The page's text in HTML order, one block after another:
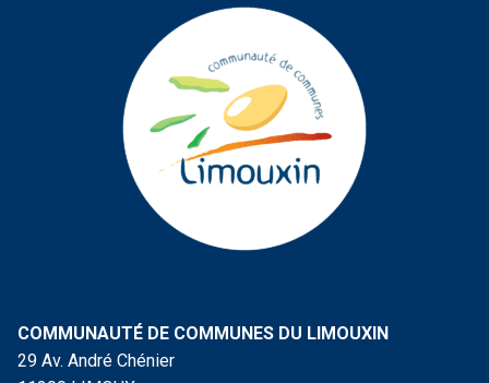
COMMUNAUTÉ DE COMMUNES DU LIMOUXIN
29 Av. André Chénier